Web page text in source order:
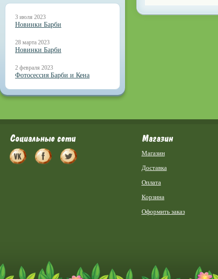
3 июля 2023
Новинки Барби
28 марта 2023
Новинки Барби
2 февраля 2023
Фотосессия Барби и Кена
Социальные сети Магазин
Магазин
Доставка
Оплата
Корзина
Оформить заказ